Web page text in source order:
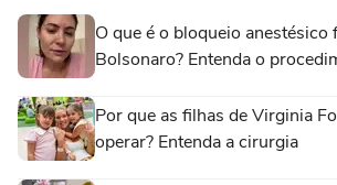
O que é o bloqueio
Bolsonaro? Entenda o
Por que as filhas de Virginia
operar? Entenda a cirurgia